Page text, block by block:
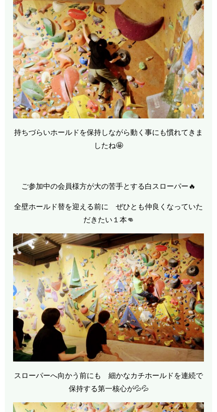
持ちづらいホールドを保持しながら動く事にも慣れてきま
したね🤩
ご参加中の会員様方が大の苦手とする白スローパー🔥
全壁ホールド替を迎える前に ぜひとも仲良くなっていた
だきたい１本👊
スローパーへ向かう前にも 細かなカチホールドを連続で
保持する第一核心が💦💦